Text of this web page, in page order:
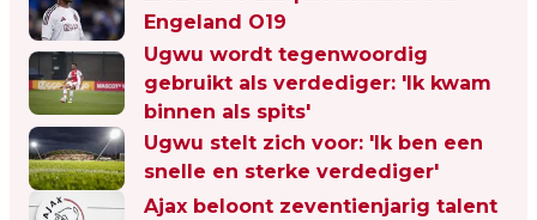
Engeland O19
Ugwu wordt tegenwoordig
gebruikt als verdediger: 'Ik kwam
binnen als spits'
Ugwu stelt zich voor: 'Ik ben een
snelle en sterke verdediger'
Ajax beloont zeventienjarig talent